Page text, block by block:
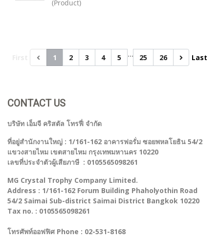
(Product)
1 2 3 4 5 … 25 26 Last
CONTACT US
บริษัท เอ็มจี คริสตัล โทรฟี่ จำกัด
ที่อยู่สำนักงานใหญ่ : 1/161-162 อาคารฟอรั่ม ซอยพหลโยธิน 54/2
แขวงสายไหม เขตสายไหม กรุงเทพมหานคร 10220
เลขที่ประจำตัวผู้เสียภาษี : 0105565098261
MG Crystal Trophy Company Limited.
Address : 1/161-162 Forum Building Phaholyothin Road
54/2 Saimai Sub-district Saimai District Bangkok 10220
Tax no. : 0105565098261
โทรศัพท์ออฟฟิศ Phone : 02-531-8168